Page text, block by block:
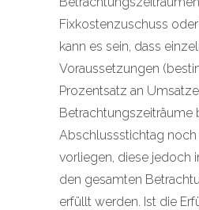
Fixkostenzuschuss
kann es sein, dass
Voraussetzungen
Prozentsatz an
Betrachtungszeiträume
Abschlussstichtag
vorliegen, diese jedoch
den gesamten
erfüllt werden. Ist die